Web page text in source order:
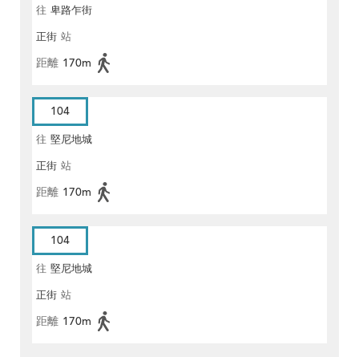
往 卑路乍街
正街 站
距離 170m
104
往 堅尼地城
正街 站
距離 170m
104
往 堅尼地城
正街 站
距離 170m